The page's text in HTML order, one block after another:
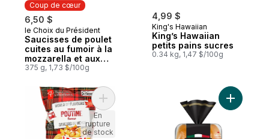
Coup de cœur
6,50 $
Coup de cœur
le Choix du Président
Saucisses de poulet
cuites au fumoir à la
mozzarella et aux
poivrons rouges
375 g, 1,73 $/100g
4,99 $
King's Hawaiian
King’s Hawaiian
petits pains sucres
0.34 kg, 1,47 $/100g
Ajouter Croustilles ondulées Saveurs du
En
rupture
de stock
Ajouter